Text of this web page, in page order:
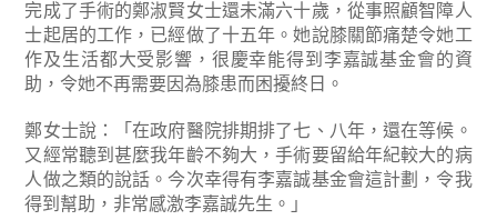
完成了手術的鄭淑賢女士還未滿六十歲，從事照顧智障人
士起居的工作，已經做了十五年。她說膝關節痛楚令她工
作及生活都大受影響，很慶幸能得到李嘉誠基金會的資
助，令她不再需要因為膝患而困擾終日。
鄭女士說：「在政府醫院排期排了七、八年，還在等候。
又經常聽到甚麼我年齡不夠大，手術要留給年紀較大的病
人做之類的說話。今次幸得有李嘉誠基金會這計劃，令我
得到幫助，非常感激李嘉誠先生。」